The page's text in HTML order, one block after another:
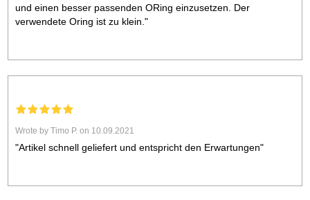
und einen besser passenden ORing einzusetzen. Der
verwendete Oring ist zu klein."
Wrote by Timo P. on 10.09.2021
"Artikel schnell geliefert und entspricht den Erwartungen"